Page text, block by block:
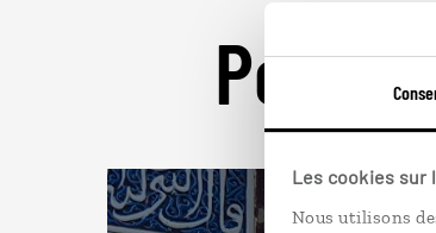
Les cookies sur
Nous utilisons
Pour